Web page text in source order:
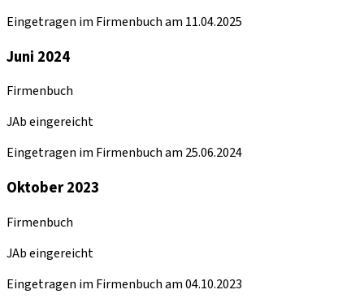
Eingetragen im Firmenbuch am 11.04.2025
Juni 2024
Firmenbuch
JAb eingereicht
Eingetragen im Firmenbuch am 25.06.2024
Oktober 2023
Firmenbuch
JAb eingereicht
Eingetragen im Firmenbuch am 04.10.2023